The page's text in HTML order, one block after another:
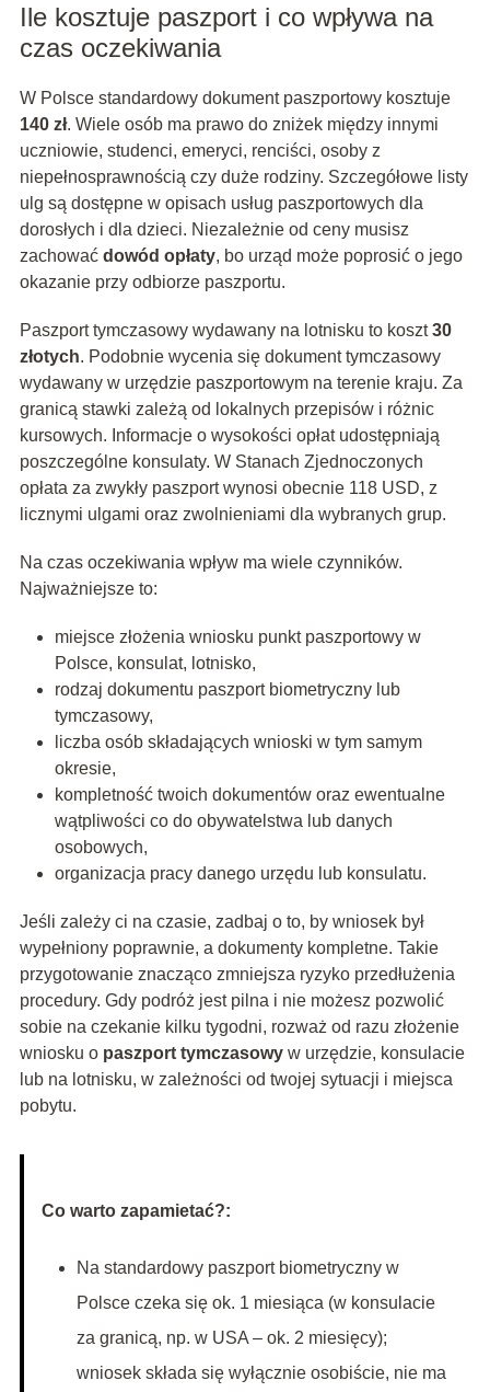
Ile kosztuje paszport i co wpływa na
czas oczekiwania
W Polsce standardowy dokument paszportowy kosztuje
140 zł. Wiele osób ma prawo do zniżek między innymi
uczniowie, studenci, emeryci, renciści, osoby z
niepełnosprawnością czy duże rodziny. Szczegółowe listy
ulg są dostępne w opisach usług paszportowych dla
dorosłych i dla dzieci. Niezależnie od ceny musisz
zachować dowód opłaty, bo urząd może poprosić o jego
okazanie przy odbiorze paszportu.
Paszport tymczasowy wydawany na lotnisku to koszt30
złotych. Podobnie wycenia się dokument tymczasowy
wydawany w urzędzie paszportowym na terenie kraju. Za
granicą stawki zależą od lokalnych przepisów i różnic
kursowych. Informacje o wysokości opłat udostępniają
poszczególne konsulaty. W Stanach Zjednoczonych
opłata za zwykły paszport wynosi obecnie 118 USD, z
licznymi ulgami oraz zwolnieniami dla wybranych grup.
Na czas oczekiwania wpływ ma wiele czynników.
Najważniejsze to:
miejsce złożenia wniosku punkt paszportowy w
Polsce, konsulat, lotnisko,
rodzaj dokumentu paszport biometryczny lub
tymczasowy,
liczba osób składających wnioski w tym samym
okresie,
kompletność twoich dokumentów oraz ewentualne
wątpliwości co do obywatelstwa lub danych
osobowych,
organizacja pracy danego urzędu lub konsulatu.
Jeśli zależy ci na czasie, zadbaj o to, by wniosek był
wypełniony poprawnie, a dokumenty kompletne. Takie
przygotowanie znacząco zmniejsza ryzyko przedłużenia
procedury. Gdy podróż jest pilna i nie możesz pozwolić
sobie na czekanie kilku tygodni, rozważ od razu złożenie
wniosku o paszport tymczasowyw urzędzie, konsulacie
lub na lotnisku, w zależności od twojej sytuacji i miejsca
pobytu.
Co warto zapamietać?:
Na standardowy paszport biometryczny w
Polsce czeka się ok. 1 miesiąca (w konsulacie
za granicą, np. w USA – ok. 2 miesięcy);
wniosek składa się wyłącznie osobiście, nie ma